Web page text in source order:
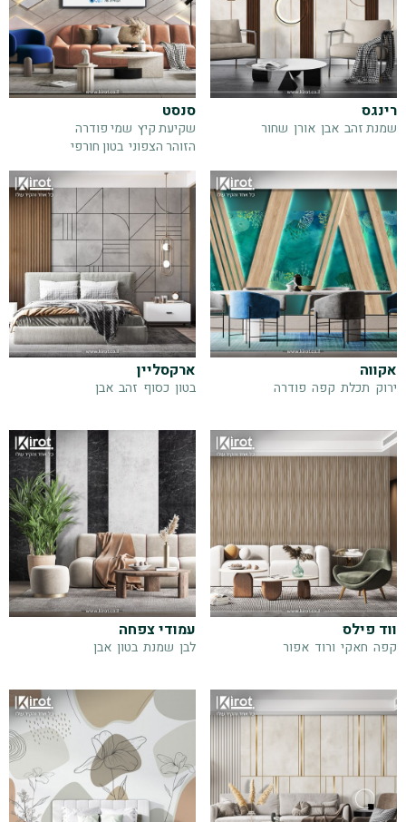
רינגס
שמנת זהב אבן אורן שחור
סנסט
שקיעת קיץ שמי פודרה
הזוהר הצפוני בטון חורפי
אקווה
ירוק תכלת קפה פודרה
ארקסליין
בטון כסוף זהב אבן
ווד פילס
קפה חאקי ורוד אפור
עמודי צפחה
לבן שמנת בטון אבן